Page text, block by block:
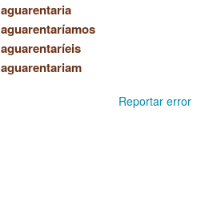
aguarentaria
aguarentaríamos
aguarentaríeis
aguarentariam
Reportar error